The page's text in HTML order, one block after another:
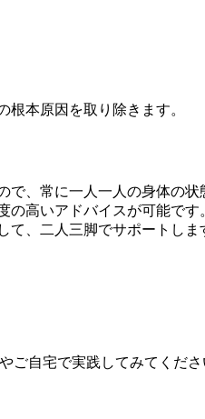
根本原因を取り除きます。
で、常に一人一人の身体の状
の高いアドバイスが可能です
て、二人三脚でサポートしま
ご自宅で実践してみてくださ